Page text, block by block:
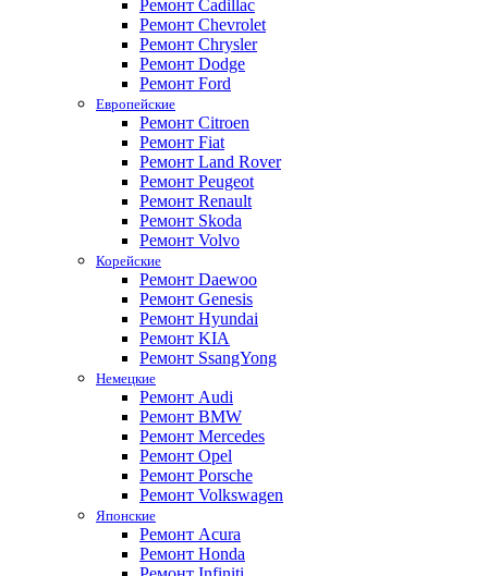
Ремонт Cadillac
Ремонт Chevrolet
Ремонт Chrysler
Ремонт Dodge
Ремонт Ford
Европейские
Ремонт Citroen
Ремонт Fiat
Ремонт Land Rover
Ремонт Peugeot
Ремонт Renault
Ремонт Skoda
Ремонт Volvo
Корейские
Ремонт Daewoo
Ремонт Genesis
Ремонт Hyundai
Ремонт KIA
Ремонт SsangYong
Немецкие
Ремонт Audi
Ремонт BMW
Ремонт Mercedes
Ремонт Opel
Ремонт Porsche
Ремонт Volkswagen
Японские
Ремонт Acura
Ремонт Honda